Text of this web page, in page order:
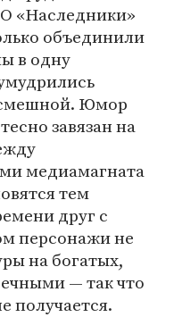
«Наследники»
объединили
в одну
смешной. Юмор
завязан на
медиамагната
тем
друг с
персонажи не
на богатых,
— так что
получается.